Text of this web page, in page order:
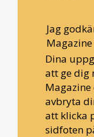
Jag
Dina
att ge dig
Magazine
avbryta
att klicka
sidfoten